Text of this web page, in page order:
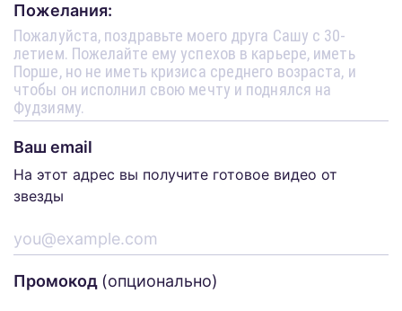
Пожелания:
Ваш email
На этот адрес вы получите готовое видео от
звезды
Промокод (опционально)